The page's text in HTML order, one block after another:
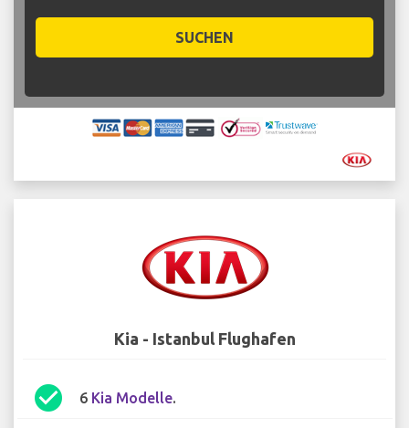
SUCHEN
Kia - Istanbul Flughafen
check_circle 6 Kia Modelle.